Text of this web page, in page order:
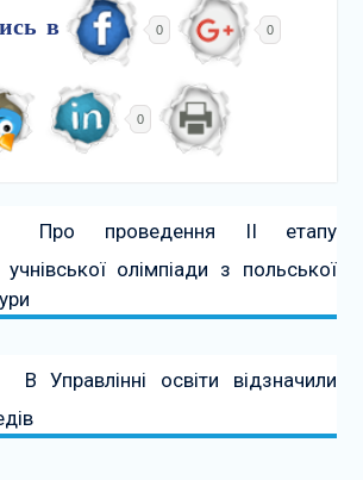
в 0 0
0
Попередній:
Про проведення II етапу
учнівської олімпіади з польської
Наступний:
В Управлінні освіти відзначили